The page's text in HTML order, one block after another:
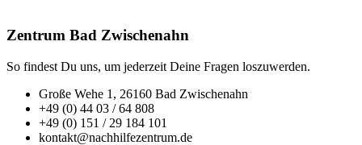
Zentrum Bad Zwischenahn
So findest Du uns, um jederzeit Deine Fragen loszuwerden.
Große Wehe 1, 26160 Bad Zwischenahn
+49 (0) 44 03 / 64 808
+49 (0) 151 / 29 184 101
kontakt@nachhilfezentrum.de